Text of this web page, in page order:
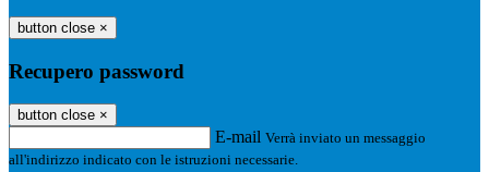
button close ×
Recupero password
button close ×
E-mail Verrà inviato un messaggio
all'indirizzo indicato con le istruzioni necessarie.